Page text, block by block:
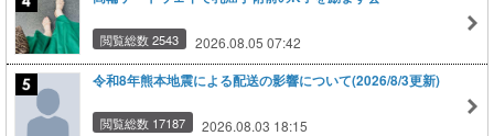
閲覧総数 2543 2026.08.05 07:42
令和8年熊本地震による配送の影響について(2026/8/3更新)
閲覧総数 17187 2026.08.03 18:15